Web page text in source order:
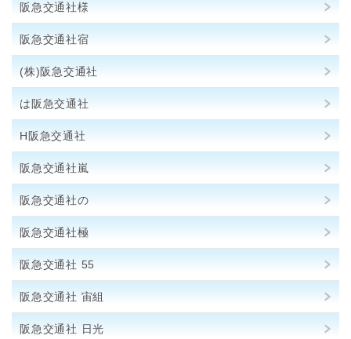
阪急交通社様
阪急交通社宿
(株)阪急交通社
は阪急交通社
H阪急交通社
阪急交通社嵐
阪急交通社の
阪急交通社極
阪急交通社 55
阪急交通社 宙組
阪急交通社 日光